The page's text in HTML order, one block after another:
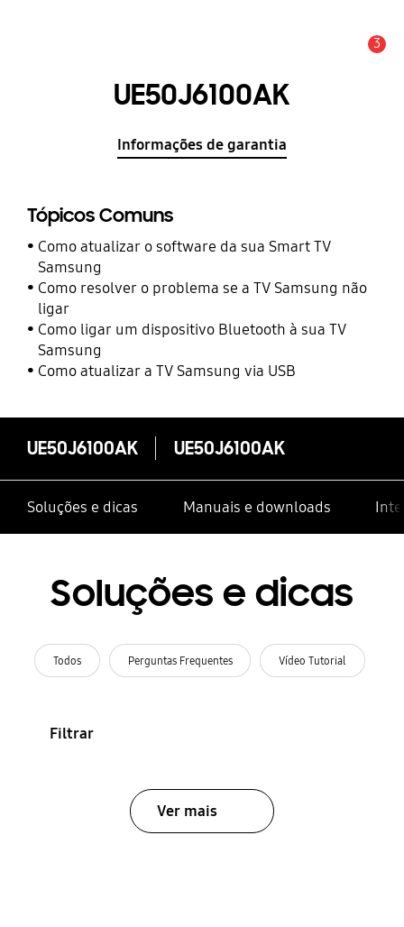
3
UE50J6100AK
Informações de garantia
Tópicos Comuns
Como atualizar o software da sua Smart TV
Samsung
Como resolver o problema se a TV Samsung não
ligar
Como ligar um dispositivo Bluetooth à sua TV
Samsung
Como atualizar a TV Samsung via USB
UE50J6100AK UE50J6100AK
Soluções e dicas Manuais e downloads
Soluções e dicas
Todos Perguntas Frequentes Vídeo Tutorial
Filtrar
Ver mais